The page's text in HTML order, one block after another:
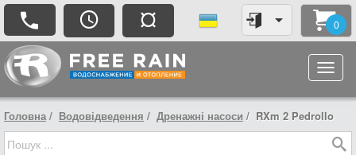
¤ 0
Головна Водовідведення Дренажні насоси RXm 2 Pedrollo